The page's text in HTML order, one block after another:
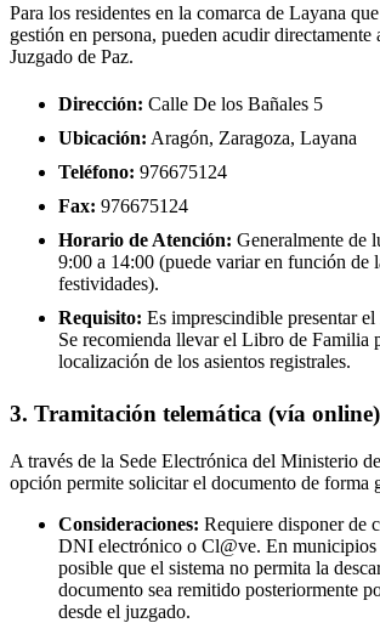
Para los residentes en la comarca de Layana
gestión en persona, pueden acudir directamente
Juzgado de Paz.
Dirección: Calle De los Bañales 5
Ubicación: Aragón, Zaragoza, Layana
Teléfono: 976675124
Fax: 976675124
Horario de Atención: Generalmente de
9:00 a 14:00 (puede variar en función de
festividades).
Requisito: Es imprescindible presentar
Se recomienda llevar el Libro de Familia
localización de los asientos registrales.
3. Tramitación telemática (vía online)
A través de la Sede Electrónica del Ministerio
opción permite solicitar el documento de forma
Consideraciones: Requiere disponer de
DNI electrónico o Cl@ve. En municipios
posible que el sistema no permita la
documento sea remitido posteriormente
desde el juzgado.